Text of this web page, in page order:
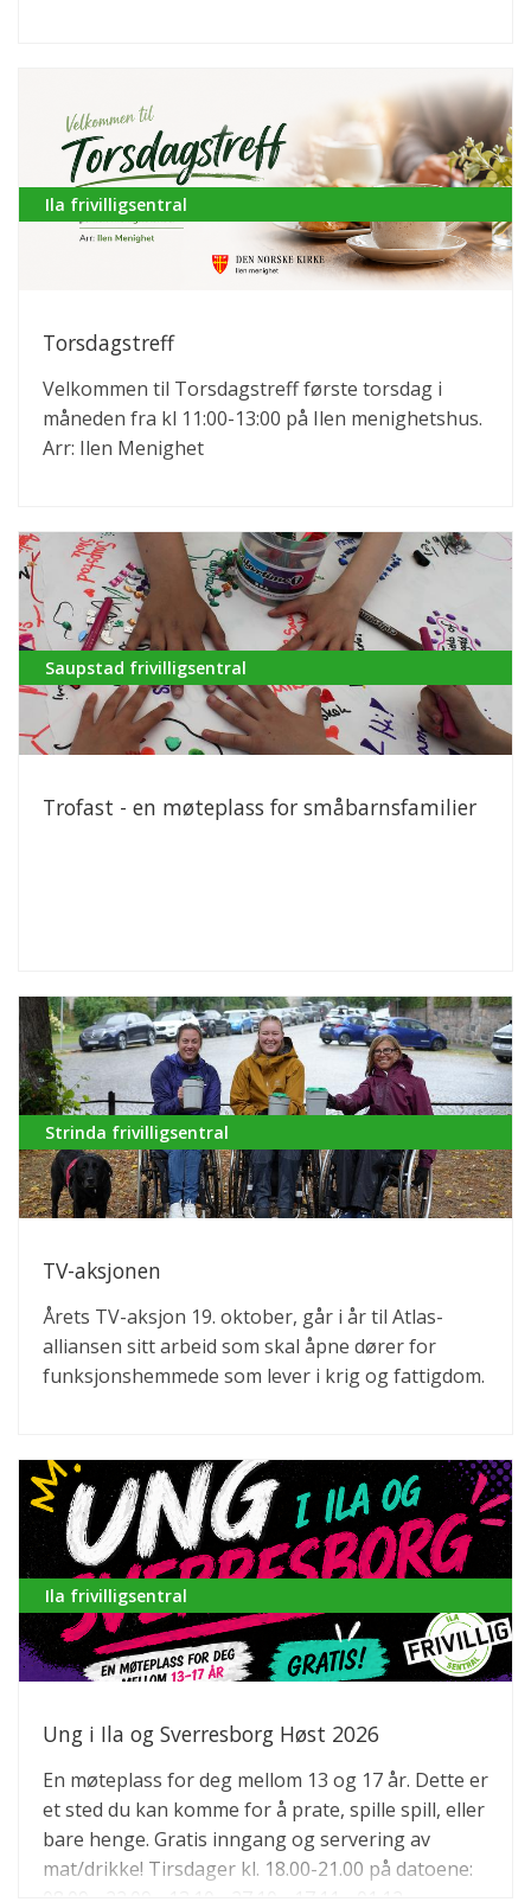
Ila frivilligsentral
Torsdagstreff
Velkommen til Torsdagstreff første torsdag i
måneden fra kl 11:00-13:00 på Ilen menighetshus.
Arr: Ilen Menighet
Saupstad frivilligsentral
Trofast - en møteplass for småbarnsfamilier
Strinda frivilligsentral
TV-aksjonen
Årets TV-aksjon 19. oktober, går i år til Atlas-
alliansen sitt arbeid som skal åpne dører for
funksjonshemmede som lever i krig og fattigdom.
Ila frivilligsentral
Ung i Ila og Sverresborg Høst 2026
En møteplass for deg mellom 13 og 17 år. Dette er
et sted du kan komme for å prate, spille spill, eller
bare henge. Gratis inngang og servering av
mat/drikke! Tirsdager kl. 18.00-21.00 på datoene: